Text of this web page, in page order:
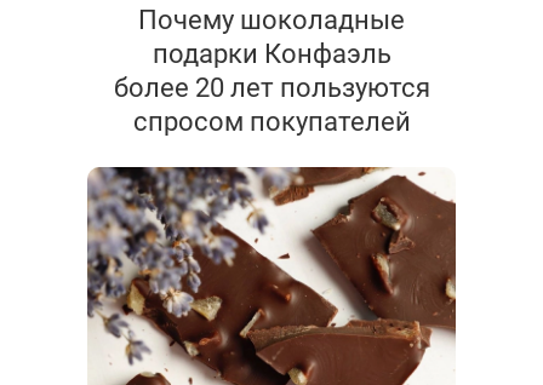
Почему шоколадные
подарки Конфаэль
более 20 лет пользуются
спросом покупателей